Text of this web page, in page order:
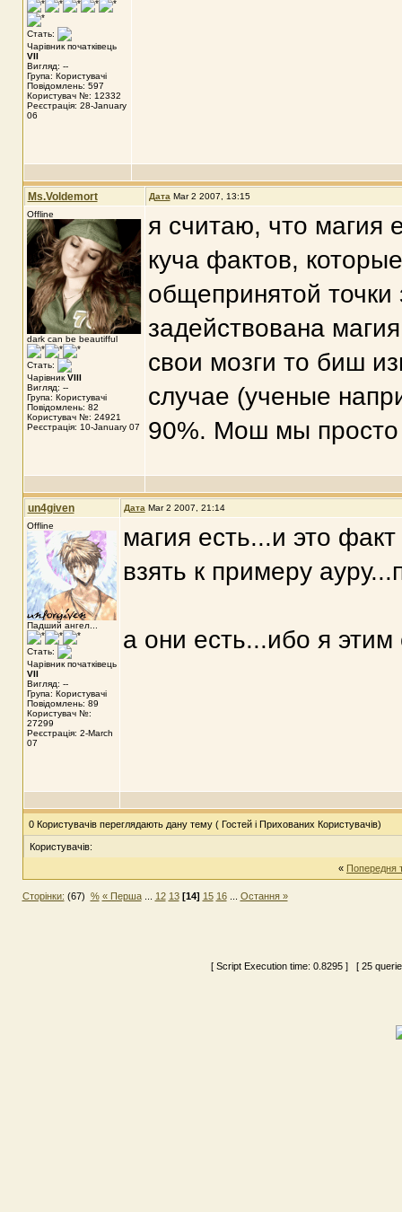
Стать:
Чарівник початківець
VII
Вигляд: --
Група: Користувачі
Повідомлень: 597
Користувач №: 12332
Реєстрація: 28-January
06
Ms.Voldemort Дата Mar 2 2007, 13:15
Offline
dark can be beautifful
Стать:
Чарівник VIII
Вигляд: --
Група: Користувачі
Повідомлень: 82
Користувач №: 24921
Реєстрація: 10-January 07
я считаю, что магия
куча фактов,
общепринятой точки
задействована
свои мозги то биш
случае (ученые
90%. Мош мы просто
un4given Дата Mar 2 2007, 21:14
Offline
Падший ангел...
Стать:
Чарівник початківець
VII
Вигляд: --
Група: Користувачі
Повідомлень: 89
Користувач №:
27299
Реєстрація: 2-March
07
магия есть...и это факт
взять к примеру
а они есть...ибо я
0 Користувачів переглядають дану тему ( Гостей і Прихованих Користувачів)
Користувачів:
« Попередня
Сторінки: (67) % « Перша... 12 13 [14] 15 16... Остання »
[ Script Execution time: 0.8295 ] [ 25